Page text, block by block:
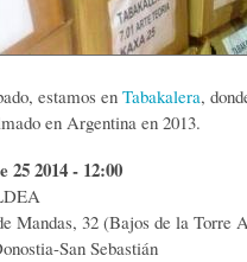
estamos en Tabakalera,
en Argentina en 2013.
25 2014 - 12:00
Mandas, 32 (Bajos de la Torre
San Sebastián